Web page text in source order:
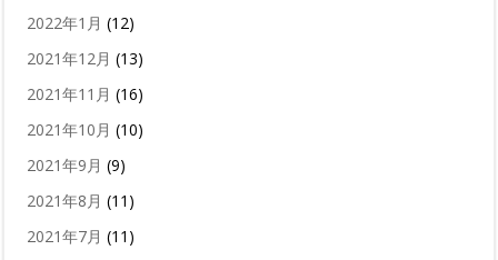
2022年1月 (12)
2021年12月 (13)
2021年11月 (16)
2021年10月 (10)
2021年9月 (9)
2021年8月 (11)
2021年7月 (11)